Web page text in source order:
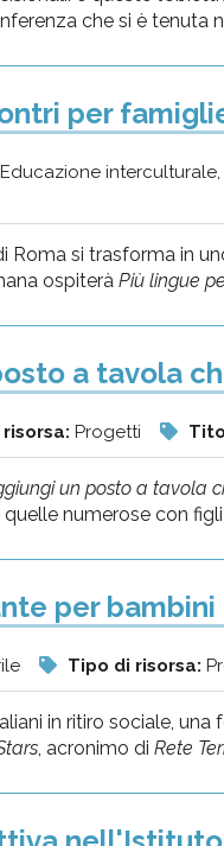
che si è tenuta
per
Roma si trasforma in
ospiterà Più lingue
a tavola
Progetti
un posto a tavola
numerose con figli
per
Tipo di risorsa:
in ritiro sociale,
, acronimo di Rete